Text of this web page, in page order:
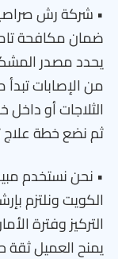
• شركة رش
ضمان مكافحة
يحدد مصدر
من الإصابات
الثلاجات أو
ثم نضع خطة علاج
• نحن نستخدم
الكويت ونلتزم
التركيز وفترة
يمنح العميل